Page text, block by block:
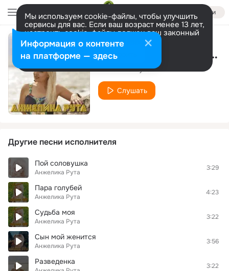
Войти
Мы используем cookie-файлы, чтобы улучшить
сервисы для вас. Если ваш возраст менее 13 лет,
настроить cookie-файлы должен ваш законный
представитель. Больше информации
Разрешить все Настроить Два билета на качели
Анжелика Рута
Слушать
Другие песни исполнителя
Пой соловушка
Анжелика Рута
3:29
Пара голубей
Анжелика Рута
4:23
Судьба моя
Анжелика Рута
3:22
Сын мой женится
Анжелика Рута
3:56
Разведенка 3:22
Информация о контенте
на платформе — здесь